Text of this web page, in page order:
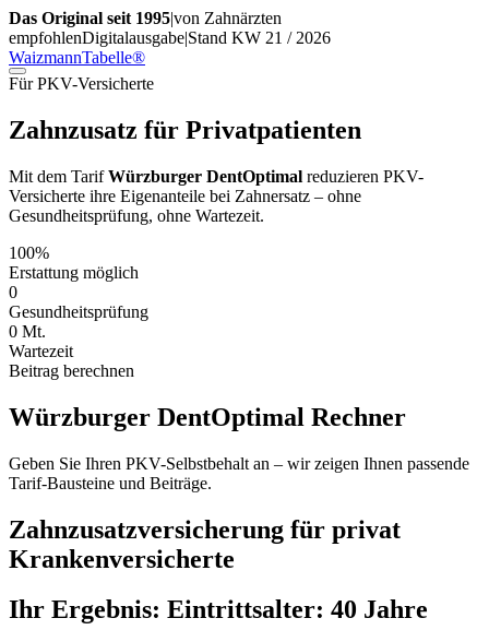
Das Original seit 1995|von Zahnärzten
empfohlenDigitalausgabe|Stand KW 21 / 2026
WaizmannTabelle®
Für PKV-Versicherte
Zahnzusatz für Privatpatienten
Mit dem TarifWürzburger DentOptimal reduzieren PKV-
Versicherte ihre Eigenanteile bei Zahnersatz – ohne
Gesundheitsprüfung, ohne Wartezeit.
100%
Erstattung möglich
0
Gesundheitsprüfung
0 Mt.
Wartezeit
Beitrag berechnen
Würzburger DentOptimal Rechner
Geben Sie Ihren PKV-Selbstbehalt an – wir zeigen Ihnen passende
Tarif-Bausteine und Beiträge.
Zahnzusatzversicherung für privat
Krankenversicherte
Ihr Ergebnis: Eintrittsalter: 40 Jahre